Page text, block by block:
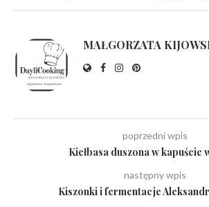
MAŁGORZATA
poprzedni wpis
Kiełbasa duszona w kapuście
następny wpis
Kiszonki i fermentacje